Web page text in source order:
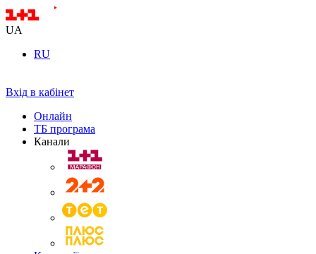
UA
RU
Вхід в кабінет
Онлайн
ТБ програма
Канали